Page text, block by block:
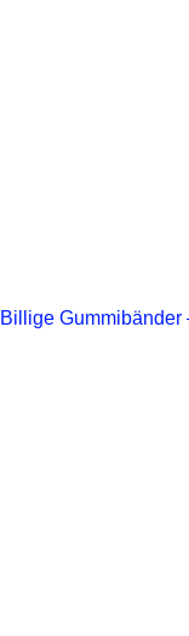
Billige Gummibänder